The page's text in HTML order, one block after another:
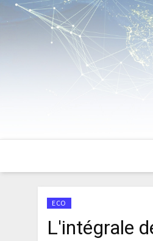
ECO
L'intégrale